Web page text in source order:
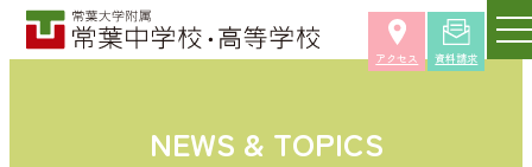
アクセス 資料請求
NEWS & TOPICS